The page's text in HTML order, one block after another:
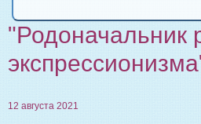
"Родоначальник
12 августа 2021